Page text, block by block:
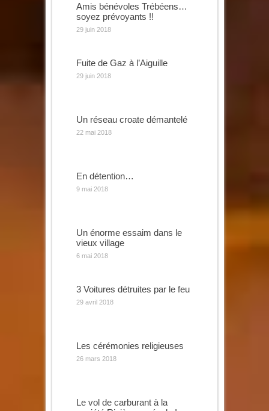
Amis bénévoles Trébéens…
soyez prévoyants !!
29 juin 2018
Fuite de Gaz à l’Aiguille
29 juin 2018
Un réseau croate démantelé
22 mai 2018
En détention…
9 mai 2018
Un énorme essaim dans le
vieux village
6 mai 2018
3 Voitures détruites par le feu
29 avril 2018
Les cérémonies religieuses
26 mars 2018
Le vol de carburant à la